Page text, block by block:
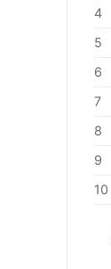
4
5
6
7
8
9
10